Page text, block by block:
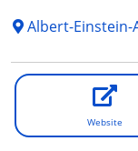
Albert-Einstein-
Website